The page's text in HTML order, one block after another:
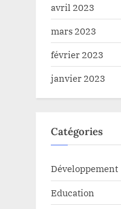
avril 2023
mars 2023
février 2023
janvier 2023
Catégories
Développement
Education